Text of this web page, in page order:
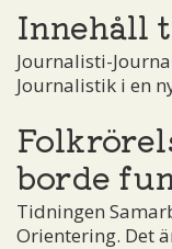
Innehåll
Journalisti-
Journalistik i en
borde
Tidningen
Orientering. Det